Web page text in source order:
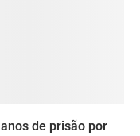
de prisão por